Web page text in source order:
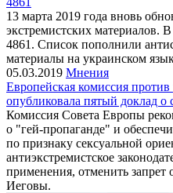
13 марта 2019 года вновь
экстремистских материалов.
4861. Список пополнили
материалы на украинском
05.03.2019 Мнения
Европейская комиссия
опубликовала пятый доклад о
Комиссия Совета Европы
о "гей-пропаганде" и
по признаку сексуальной
антиэкстремистское
применения, отменить запрет
Иеговы.